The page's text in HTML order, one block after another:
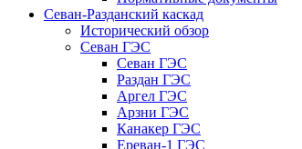
Севан-Разданский каскад
Исторический обзор
Севан ГЭС
Севан ГЭС
Раздан ГЭС
Аргел ГЭС
Арзни ГЭС
Канакер ГЭС
Ереван-1 ГЭС